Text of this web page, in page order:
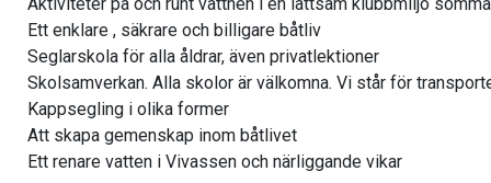
Ett enklare , säkrare och billigare båtliv
Seglarskola för alla åldrar, även privatlektioner
Skolsamverkan. Alla skolor är välkomna. Vi står för
Kappsegling i olika former
Att skapa gemenskap inom båtlivet
Ett renare vatten i Vivassen och närliggande vikar